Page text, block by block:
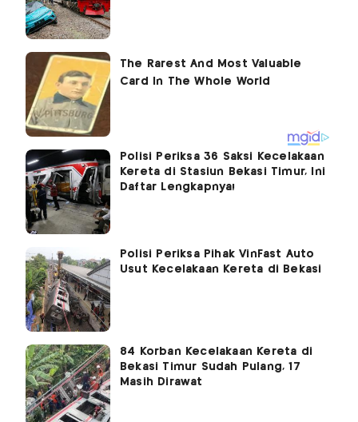
Polisi Periksa 36 Saksi Kecelakaan
Kereta di Stasiun Bekasi Timur, Ini
Daftar Lengkapnya!
Polisi Periksa Pihak VinFast Auto
Usut Kecelakaan Kereta di Bekasi
84 Korban Kecelakaan Kereta di
Bekasi Timur Sudah Pulang, 17
Masih Dirawat